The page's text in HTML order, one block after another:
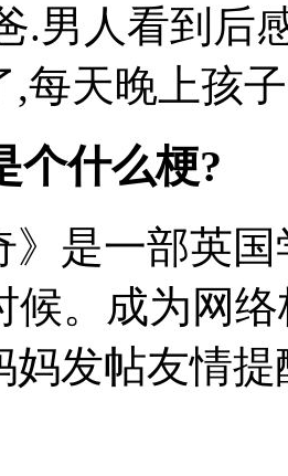
.男人看到后
,每天晚上孩
个什么梗?
》是一部英
候。成为网
妈发帖友情